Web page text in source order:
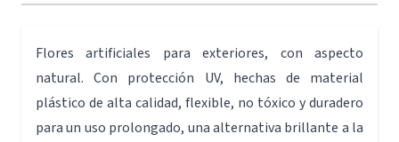
Flores artificiales para exteriores, con aspecto
natural. Con protección UV, hechas de material
plástico de alta calidad, flexible, no tóxico y duradero
para un uso prolongado, una alternativa brillante a la